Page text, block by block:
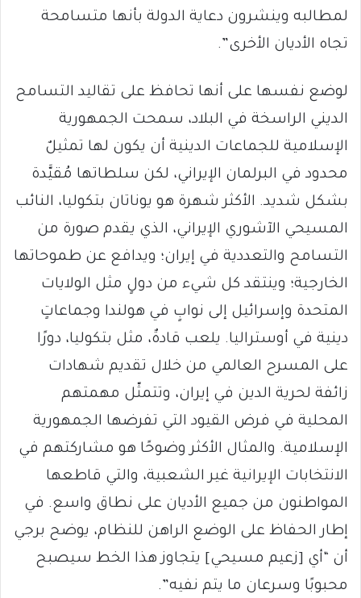
لمطالبه وينشرون دعاية الدولة بأنها متسامحة
تجاه الأديان الأخرى”.
لوضع نفسها على أنها تحافظ على تقاليد التسامح
الديني الراسخة في البلاد، سمحت الجمهورية
الإسلامية للجماعات الدينية أن يكون لها تمثيلٌ
محدود في البرلمان الإيراني، لكن سلطاتها مُقيَّدة
بشكل شديد. الأكثر شهرة هو يوناتان بتكوليا، النائب
المسيحي الآشوري الإيراني، الذي يقدم صورة من
التسامح والتعددية في إيران؛ ويدافع عن طموحاتها
الخارجية؛ وينتقد كل شيء من دولٍ مثل الولايات
المتحدة وإسرائيل إلى نوابٍ في هولندا وجماعاتٍ
دينية في أوستراليا. يلعب قادةٌ، مثل بتكوليا، دورًا
على المسرح العالمي من خلال تقديم شهادات
زائفة لحرية الدين في إيران، وتتمثّل مهمتهم
المحلية في فرض القيود التي تفرضها الجمهورية
الإسلامية. والمثال الأكثر وضوحًا هو مشاركتهم في
الانتخابات الإيرانية غير الشعبية، والتي قاطعها
المواطنون من جميع الأديان على نطاق واسع. في
إطار الحفاظ على الوضع الراهن للنظام، يوضح برجي
أن “أي [زعيم مسيحي] يتجاوز هذا الخط سيصبح
محبوبًا وسرعان ما يتم نفيه”.